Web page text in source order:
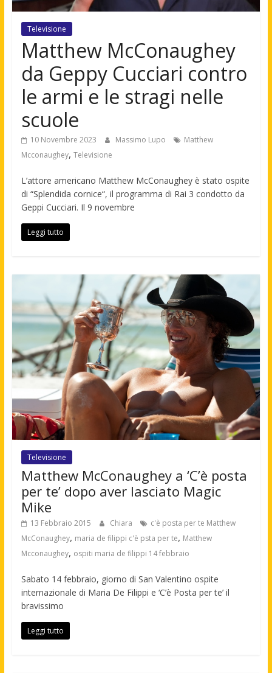
Televisione
Matthew McConaughey
da Geppy Cucciari contro
le armi e le stragi nelle
scuole
10 Novembre 2023 Massimo Lupo
Matthew
Mcconaughey, Televisione
L’attore americano Matthew McConaughey è stato ospite
di “Splendida cornice“, il programma di Rai 3 condotto da
Geppi Cucciari. Il 9 novembre
Leggi tutto
Televisione
Matthew McConaughey a ‘C’è posta
per te’ dopo aver lasciato Magic
Mike
13 Febbraio 2015 Chiara
c'è posta per te Matthew
McConaughey, maria de filippi c'è psta per te, Matthew
Mcconaughey, ospiti maria de filippi 14 febbraio
Sabato 14 febbraio, giorno di San Valentino ospite
internazionale di Maria De Filippi e ‘C’è Posta per te’ il
bravissimo
Leggi tutto